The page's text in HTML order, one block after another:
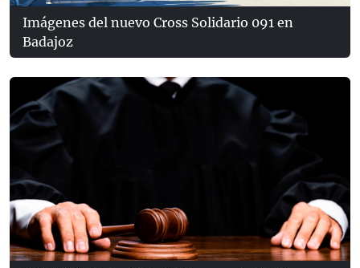
Imágenes del nuevo Cross Solidario 091 en
Badajoz